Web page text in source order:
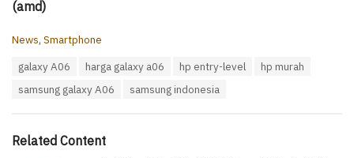
(amd)
C
i
News, Smartphone
galaxy A06 harga galaxy a06 hp entry-level
hp murah
samsung galaxy A06
samsung indonesia
Related Content